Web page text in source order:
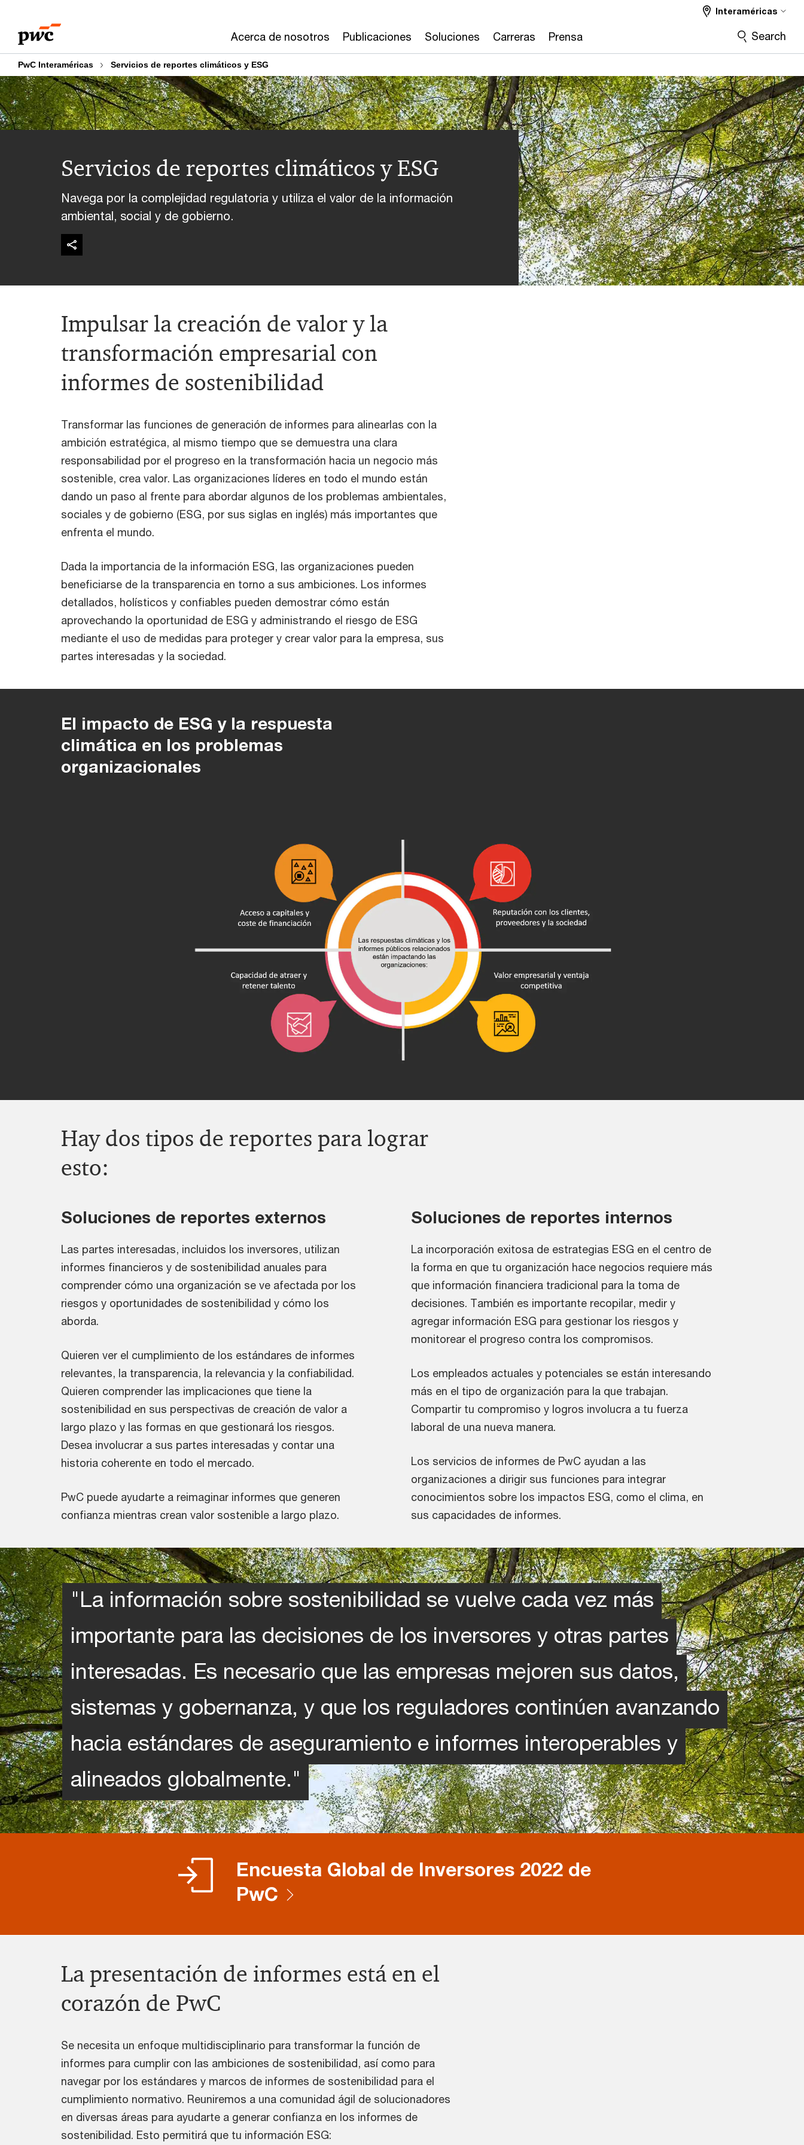
content
footer
Acerca de nosotros Publicaciones Soluciones Carreras Prensa
Interaméricas
Search
PwC Interaméricas Servicios de reportes climáticos y ESG
Servicios de reportes climáticos y ESG
Navega por la complejidad regulatoria y utiliza el valor de la información
ambiental, social y de gobierno.
Impulsar la creación de valor y la
transformación empresarial con
informes de sostenibilidad
Transformar las funciones de generación de informes para alinearlas con la
ambición estratégica, al mismo tiempo que se demuestra una clara
responsabilidad por el progreso en la transformación hacia un negocio más
sostenible, crea valor. Las organizaciones líderes en todo el mundo están
dando un paso al frente para abordar algunos de los problemas ambientales,
sociales y de gobierno (ESG, por sus siglas en inglés) más importantes que
enfrenta el mundo.
Dada la importancia de la información ESG, las organizaciones pueden
beneficiarse de la transparencia en torno a sus ambiciones. Los informes
detallados, holísticos y confiables pueden demostrar cómo están
aprovechando la oportunidad de ESG y administrando el riesgo de ESG
mediante el uso de medidas para proteger y crear valor para la empresa, sus
partes interesadas y la sociedad.
El impacto de ESG y la respuesta
climática en los problemas
organizacionales
Hay dos tipos de reportes para lograr
esto:
Soluciones de reportes externos
Las partes interesadas, incluidos los inversores, utilizan
informes financieros y de sostenibilidad anuales para
comprender cómo una organización se ve afectada por los
riesgos y oportunidades de sostenibilidad y cómo los
aborda.
Quieren ver el cumplimiento de los estándares de informes
relevantes, la transparencia, la relevancia y la confiabilidad.
Quieren comprender las implicaciones que tiene la
sostenibilidad en sus perspectivas de creación de valor a
largo plazo y las formas en que gestionará los riesgos.
Desea involucrar a sus partes interesadas y contar una
historia coherente en todo el mercado.
PwC puede ayudarte a reimaginar informes que generen
confianza mientras crean valor sostenible a largo plazo.
Soluciones de reportes internos
La incorporación exitosa de estrategias ESG en el centro de
la forma en que tu organización hace negocios requiere más
que información financiera tradicional para la toma de
decisiones. También es importante recopilar, medir y
agregar información ESG para gestionar los riesgos y
monitorear el progreso contra los compromisos.
Los empleados actuales y potenciales se están interesando
más en el tipo de organización para la que trabajan.
Compartir tu compromiso y logros involucra a tu fuerza
laboral de una nueva manera.
Los servicios de informes de PwC ayudan a las
organizaciones a dirigir sus funciones para integrar
conocimientos sobre los impactos ESG, como el clima, en
sus capacidades de informes.
"La información sobre sostenibilidad se vuelve cada vez más
importante para las decisiones de los inversores y otras partes
interesadas. Es necesario que las empresas mejoren sus datos,
sistemas y gobernanza, y que los reguladores continúen avanzando
hacia estándares de aseguramiento e informes interoperables y
alineados globalmente."
Encuesta Global de Inversores 2022 de
PwC
La presentación de informes está en el
corazón de PwC
Se necesita un enfoque multidisciplinario para transformar la función de
informes para cumplir con las ambiciones de sostenibilidad, así como para
navegar por los estándares y marcos de informes de sostenibilidad para el
cumplimiento normativo. Reuniremos a una comunidad ágil de solucionadores
en diversas áreas para ayudarte a generar confianza en los informes de
sostenibilidad. Esto permitirá que tu información ESG: